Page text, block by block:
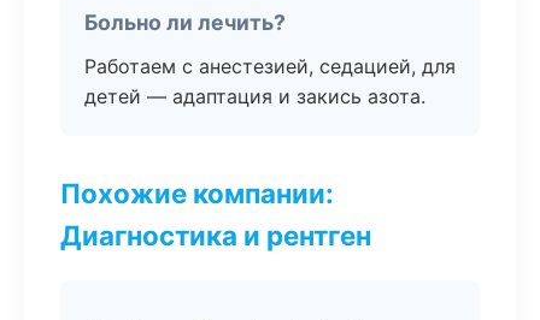
Больно ли лечить?
Работаем с анестезией, седацией, для
детей — адаптация и закись азота.
Похожие компании:
Диагностика и рентген